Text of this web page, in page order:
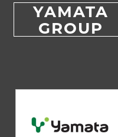
YAMATA
GROUP